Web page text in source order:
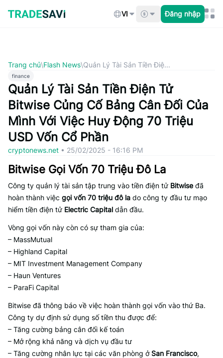
qua
nội
VI Đăng nhập
Trang chủ\Flash News\Quản Lý Tài Sản Tiền Điệ...
finance
Quản Lý Tài Sản Tiền Điện Tử
Bitwise Củng Cố Bảng Cân Đối Của
Mình Với Việc Huy Động 70 Triệu
USD Vốn Cổ Phần
cryptonews.net • 25/02/2025 - 16:16 PM
Bitwise Gọi Vốn 70 Triệu Đô La
Công ty quản lý tài sản tập trung vào tiền điện tử Bitwise đã
hoàn thành việc gọi vốn 70 triệu đô la do công ty đầu tư mạo
hiểm tiền điện tử Electric Capital dẫn đầu.
Vòng gọi vốn này còn có sự tham gia của:
– MassMutual
– Highland Capital
– MIT Investment Management Company
– Haun Ventures
– ParaFi Capital
Bitwise đã thông báo về việc hoàn thành gọi vốn vào thứ Ba.
Công ty dự định sử dụng số tiền thu được để:
– Tăng cường bảng cân đối kế toán
– Mở rộng khả năng và dịch vụ đầu tư
– Tăng cường nhân lực tại các văn phòng ởSan Francisco,